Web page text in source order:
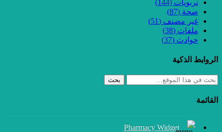
تربويات (144)
صحة (87)
غير مصنف (51)
ملفات (38)
حوادث (37)
الروابط الذكية
بحث
القائمة
Pharmacy Widget